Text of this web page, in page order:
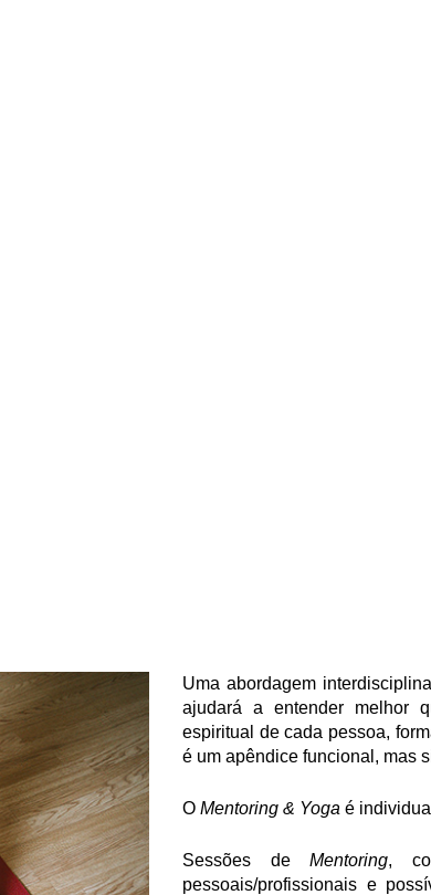
Uma abordagem
ajudará a entender melhor
espiritual de cada pessoa,
é um apêndice funcional, mas
O Mentoring & Yoga é
Sessões de Mentoring,
pessoais/profissionais e